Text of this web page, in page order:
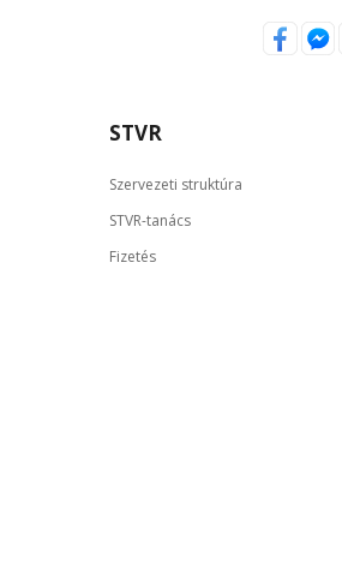
STVR
Szervezeti struktúra
STVR-tanács
Fizetés